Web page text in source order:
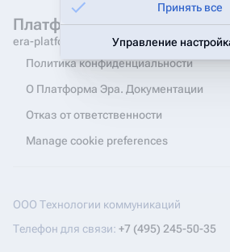
Платформа Эра.
era-platform.ru
Политика конфиденциальности
О Платформа Эра. Документации
Отказ от ответственности
Manage cookie preferences
ООО Технологии коммуникаций
Телефон для связи: +7 (495) 245-50-35
Принять все
Управление